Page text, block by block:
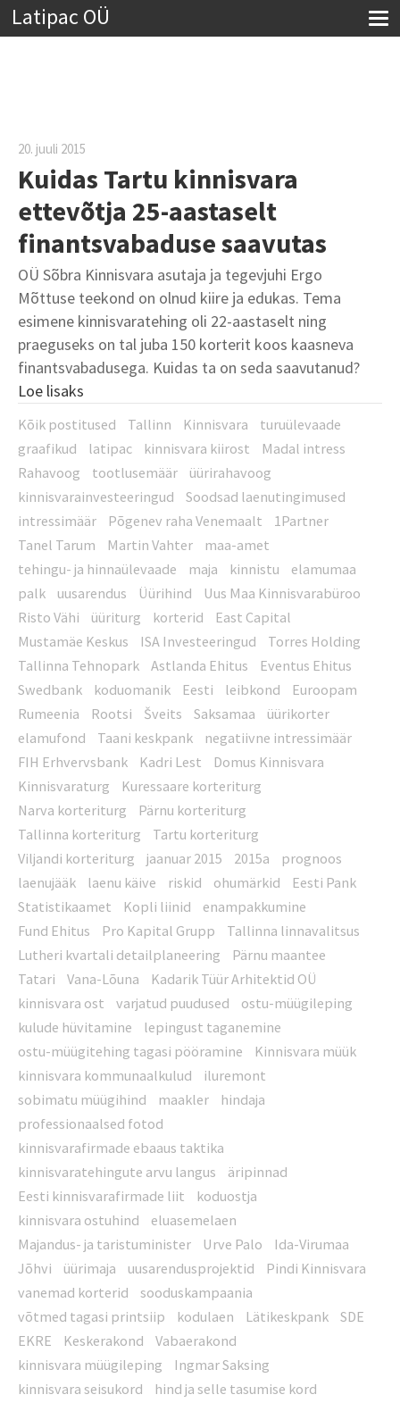
Latipac OÜ
20. juuli 2015
Kuidas Tartu kinnisvara
ettevõtja 25-aastaselt
finantsvabaduse saavutas
OÜ Sõbra Kinnisvara asutaja ja tegevjuhi Ergo
Mõttuse teekond on olnud kiire ja edukas. Tema
esimene kinnisvaratehing oli 22-aastaselt ning
praeguseks on tal juba 150 korterit koos kaasneva
finantsvabadusega. Kuidas ta on seda saavutanud?
Loe lisaks
Kõik postitused Tallinn Kinnisvara
turuülevaade
graafikud
latipac kinnisvara kiirost
Madal intress
Rahavoog
tootlusemäär
üürirahavoog
kinnisvarainvesteeringud
Soodsad laenutingimused
intressimäär
Põgenev raha Venemaalt
1Partner
Tanel Tarum
Martin Vahter
maa-amet
tehingu- ja hinnaülevaade
maja kinnistu
elamumaa
palk
uusarendus Üürihind
Uus Maa Kinnisvarabüroo
Risto Vähi
üüriturg korterid
East Capital
Mustamäe Keskus
ISA Investeeringud
Torres Holding
Tallinna Tehnopark
Astlanda Ehitus
Eventus Ehitus
Swedbank
koduomanik Eesti leibkond
Euroopam
Rumeenia
Rootsi Šveits Saksamaa
üürikorter
elamufond
Taani keskpank
negatiivne intressimäär
FIH Erhvervsbank
Kadri Lest
Domus Kinnisvara
Kinnisvaraturg
Kuressaare korteriturg
Narva korteriturg
Pärnu korteriturg
Tallinna korteriturg
Tartu korteriturg
Viljandi korteriturg
jaanuar 2015 2015a
prognoos
laenujääk
laenu käive riskid ohumärkid
Eesti Pank
Statistikaamet
Kopli liinid
enampakkumine
Fund Ehitus
Pro Kapital Grupp
Tallinna linnavalitsus
Lutheri kvartali detailplaneering
Pärnu maantee
Tatari
Vana-Lõuna
Kadarik Tüür Arhitektid OÜ
kinnisvara ost
varjatud puudused
ostu-müügileping
kulude hüvitamine
lepingust taganemine
ostu-müügitehing tagasi pööramine
Kinnisvara müük
kinnisvara kommunaalkulud
iluremont
sobimatu müügihind
maakler
hindaja
professionaalsed fotod
kinnisvarafirmade ebaaus taktika
kinnisvaratehingute arvu langus
äripinnad
Eesti kinnisvarafirmade liit
koduostja
kinnisvara ostuhind
eluasemelaen
Majandus- ja taristuminister
Urve Palo
Ida-Virumaa
Jõhvi
üürimaja uusarendusprojektid
Pindi Kinnisvara
vanemad korterid
sooduskampaania
võtmed tagasi printsiip
kodulaen Lätikeskpank
SDE
EKRE
Keskerakond
Vabaerakond
kinnisvara müügileping
Ingmar Saksing
kinnisvara seisukord
hind ja selle tasumise kord